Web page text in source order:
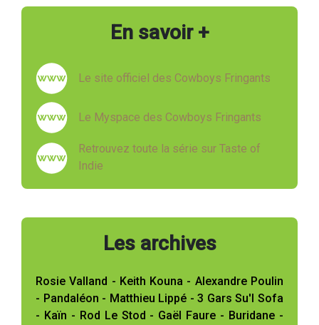
En savoir +
Le site officiel des Cowboys Fringants
Le Myspace des Cowboys Fringants
Retrouvez toute la série sur Taste of
Indie
Les archives
Rosie Valland - Keith Kouna - Alexandre Poulin
- Pandaléon - Matthieu Lippé - 3 Gars Su'l Sofa
- Kaïn - Rod Le Stod - Gaël Faure - Buridane -